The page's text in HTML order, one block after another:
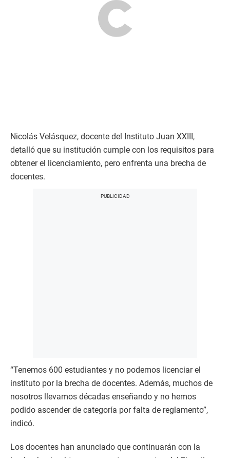
Nicolás Velásquez, docente del Instituto Juan XXIII,
detalló que su institución cumple con los requisitos para
obtener el licenciamiento, pero enfrenta una brecha de
docentes.
“Tenemos 600 estudiantes y no podemos licenciar el
instituto por la brecha de docentes. Además, muchos de
nosotros llevamos décadas enseñando y no hemos
podido ascender de categoría por falta de reglamento”,
indicó.
Los docentes han anunciado que continuarán con la